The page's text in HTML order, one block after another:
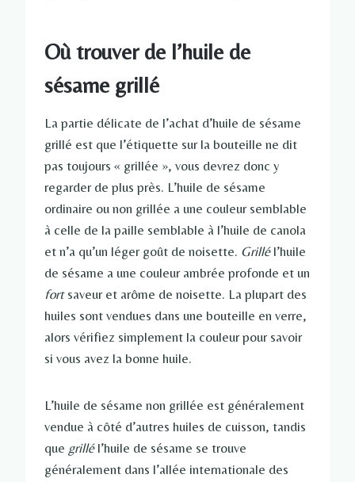
Où trouver de l’huile de
sésame grillé
La partie délicate de l’achat d’huile de sésame
grillé est que l’étiquette sur la bouteille ne dit
pas toujours « grillée », vous devrez donc y
regarder de plus près. L’huile de sésame
ordinaire ou non grillée a une couleur semblable
à celle de la paille semblable à l’huile de canola
et n’a qu’un léger goût de noisette. Grillél’huile
de sésame a une couleur ambrée profonde et un
fortsaveur et arôme de noisette. La plupart des
huiles sont vendues dans une bouteille en verre,
alors vérifiez simplement la couleur pour savoir
si vous avez la bonne huile.
L’huile de sésame non grillée est généralement
vendue à côté d’autres huiles de cuisson, tandis
que grillél’huile de sésame se trouve
généralement dans l’allée internationale des